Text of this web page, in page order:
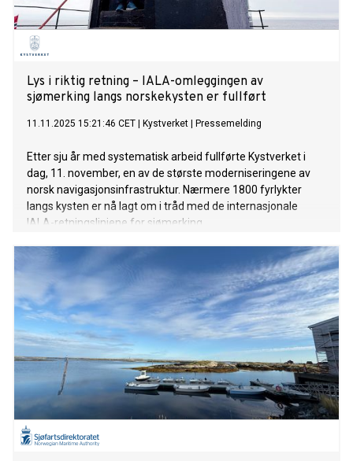
Lys i riktig retning – IALA-omleggingen av
sjømerking langs norskekysten er fullført
11.11.2025 15:21:46 CET Kystverket Pressemelding
Etter sju år med systematisk arbeid fullførte Kystverket i
dag, 11. november, en av de største moderniseringene av
norsk navigasjonsinfrastruktur. Nærmere 1800 fyrlykter
langs kysten er nå lagt om i tråd med de internasjonale
IALA-retningslinjene for sjømerking.